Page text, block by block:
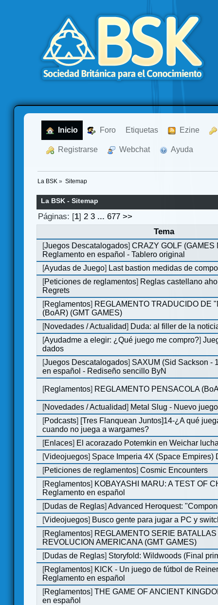
Inicio Foro Etiquetas Ezine
Registrarse Webchat Ayuda
La BSK » Sitemap
La BSK - Sitemap
Páginas: [1]2 3 ...677 >>
Tema
[Juegos Descatalogados]CRAZY GOLF (GAMES
Reglamento en español - Tablero original
[Ayudas de Juego] Last bastion medidas de
[Peticiones de reglamentos] Reglas castellano
Regrets
[Reglamentos] REGLAMENTO TRADUCIDO DE
(BoAR) (GMT GAMES)
[Novedades / Actualidad] Duda: al filler de la
[Ayudadme a elegir: ¿Qué juego me compro?]
dados
[Juegos Descatalogados] SAXUM (Sid Sackson -
en español - Rediseño sencillo ByN
[Reglamentos] REGLAMENTO PENSACOLA
[Novedades / Actualidad] Metal Slug - Nuevo
[Podcasts] [Tres Flanquean Juntos]14-¿A qué
cuando no juega a wargames?
[Enlaces] El acorazado Potemkin en Weichar
[Videojuegos] Space Imperia 4X (Space Empires)
[Peticiones de reglamentos]Cosmic Encounters
[Reglamentos] KOBAYASHI MARU: A TEST OF
Reglamento en español
[Dudas de Reglas]Advanced Heroquest:
[Videojuegos] Busco gente para jugar a PC y
[Reglamentos] REGLAMENTO SERIE
REVOLUCION AMERICANA (GMT GAMES)
[Dudas de Reglas] Storyfold: Wildwoods (Final
[Reglamentos] KICK - Un juego de fútbol de
Reglamento en español
[Reglamentos]THE GAME OF ANCIENT
en español